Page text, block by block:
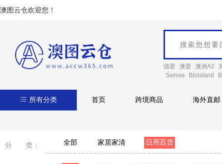
澳图云仓欢迎您！
德爱 澳爱 澳洲A2
Swisse
Bioisland
所有分类 首页 跨境商品 海外直邮
分 类： 全部 家居家清 日用百货